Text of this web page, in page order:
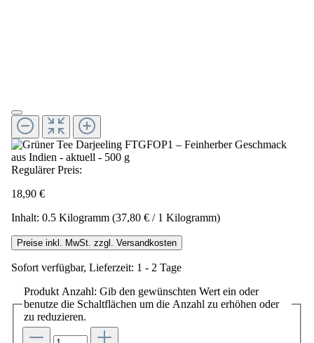
Regulärer Preis:
18,90 €
Inhalt: 0.5 Kilogramm (37,80 € / 1 Kilogramm)
Preise inkl. MwSt. zzgl. Versandkosten
Sofort verfügbar, Lieferzeit: 1 - 2 Tage
Produkt Anzahl: Gib den gewünschten Wert ein oder
benutze die Schaltflächen um die Anzahl zu erhöhen oder
zu reduzieren.